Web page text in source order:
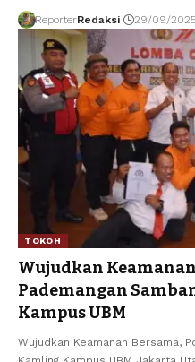
ReporterRedaksi 29/09/2025
TOKOH
Wujudkan
Pademangan
Kampus UBM
Wujudkan Keamanan Bersama,